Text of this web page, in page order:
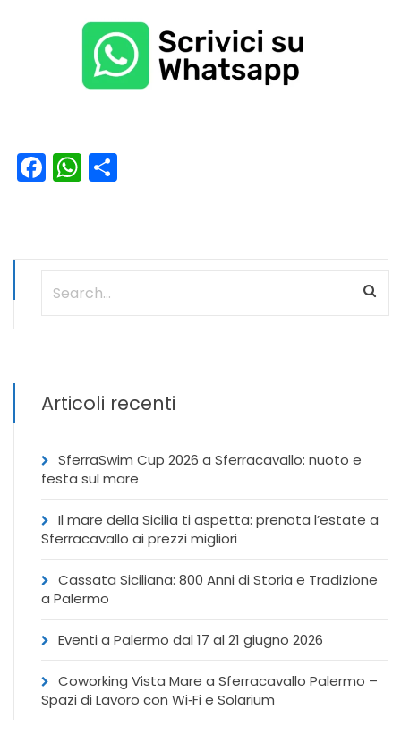
Facebook
WhatsApp
Articoli recenti
SferraSwim Cup 2026 a Sferracavallo: nuoto e
festa sul mare
Il mare della Sicilia ti aspetta: prenota l’estate a
Sferracavallo ai prezzi migliori
Cassata Siciliana: 800 Anni di Storia e Tradizione
a Palermo
Eventi a Palermo dal 17 al 21 giugno 2026
Coworking Vista Mare a Sferracavallo Palermo –
Spazi di Lavoro con Wi‑Fi e Solarium